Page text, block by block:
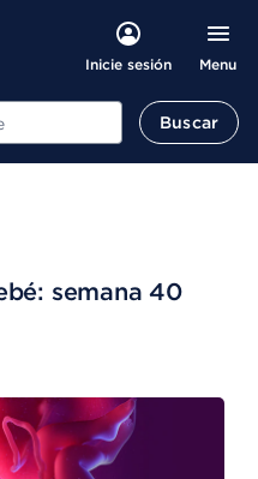
Inicie sesión Menu
Buscar
semana 40